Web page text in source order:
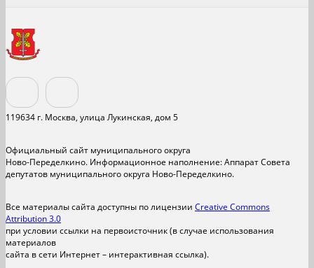
119634 г. Москва, улица Лукинская, дом 5
Официальный сайт муниципального округа
Ново-Переделкино. Информационное наполнение: Аппарат Совета
депутатов муниципального округа Ново-Переделкино.
Все материалы сайта доступны по лицензии Creative Commons
Attribution 3.0
при условии ссылки на первоисточник (в случае использования
материалов
сайта в сети Интернет – интерактивная ссылка).